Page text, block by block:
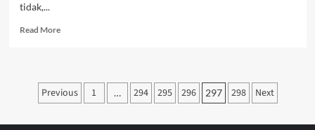
tidak,...
Read MoreRead
Stiker
Posts
pagination
Previous 1 … 294 295 296 297 298 Next